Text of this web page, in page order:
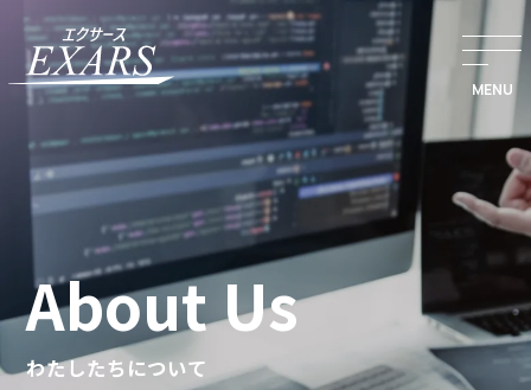
本文
MENU
About Us
わたしたちについて